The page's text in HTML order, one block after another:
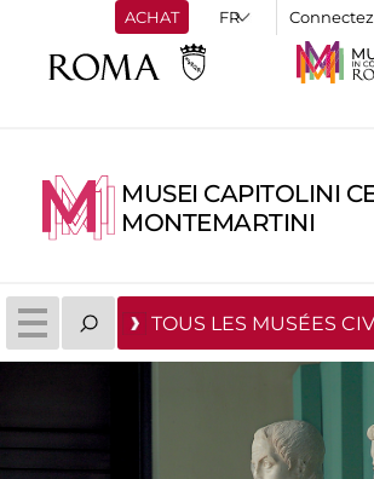
ACHAT
MUSEI CAPITOLINI
MONTEMARTINI
TOUS LES MUSÉES